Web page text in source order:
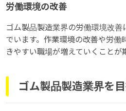
労働環境の改善
ゴム製品製造業界の労働環境改
でいます。作業環境の改善や労働
きやすい職場が増えていくことが
ゴム製品製造業界を